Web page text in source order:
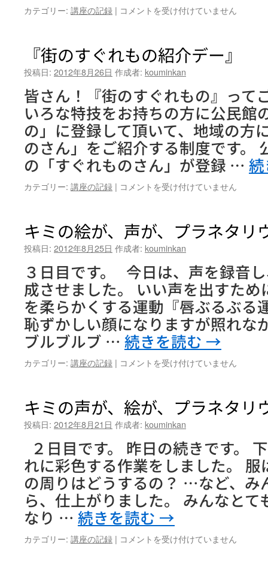
カテゴリー: 講座の記録 | 『復
ま
音
第
3
回
は
コメントを受け付けていません
『街のすぐれもの紹介デー』
投稿日: 2012年8月26日 作成者: kouminkan
皆さん！『街のすぐれもの』って
いろな特技をお持ちの方に公民館
の」に登録して頂いて、地域の方
のさん」をご紹介する制度です。
の「すぐれものさん」が登録 …
カテゴリー: 講座の記録 | 『街
れ
も
紹
デ
ー』
は
コメントを受け付けていません
キミの絵が、声が、プラネタ
投稿日: 2012年8月25日 作成者: kouminkan
３日目です。 今日は、声を録音
成させました。 いい声を出すため
を柔らかくする運動『唇ぶるぶる
恥ずかしい顔になりますが照れな
ブルブルブ … 続きを読む →
カテゴリー: 講座の記録 | キ
絵
が、
声
プ
ラ
ネ
タ
リ
ウ
ム
で！
③
コメントを受け付けていません
キミの声が、絵が、プラネタ
投稿日: 2012年8月21日 作成者: kouminkan
２日目です。 昨日の続きです。
れに彩色する作業をしました。 服
の周りはどうするの？ …など、み
ら、仕上がりました。 みんなと
なり … 続きを読む →
カテゴリー: 講座の記録 | キ
コメントを受け付けていません